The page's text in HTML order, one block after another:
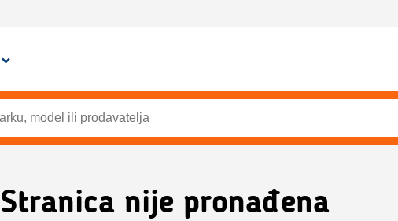
Stranica nije pronađena